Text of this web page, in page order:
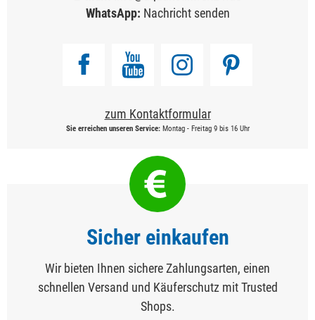
WhatsApp: Nachricht senden
zum Kontaktformular
Sie erreichen unseren Service:Montag - Freitag 9 bis 16 Uhr
Sicher einkaufen
Wir bieten Ihnen sichere Zahlungsarten, einen
schnellen Versand und Käuferschutz mit Trusted
Shops.